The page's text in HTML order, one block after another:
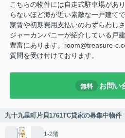
こちらの物件には自走式駐車場があ
らないほど海が近い素敵な一戸建て
家賃や初期費用支払いのわずらわし
ジャーカンパニーが紹介している戸
豊富にあります。room@treasure-
質問を受け付けております。
無料 お問い
九十九里町片貝1761TC貸家の募集中物件
1-2階